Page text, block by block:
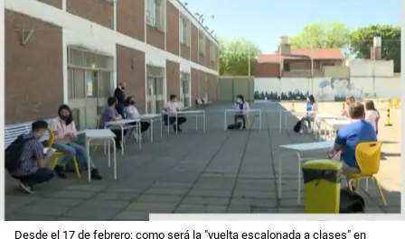
Desde el 17 de febrero: como será la "vuelta escalonada a clases" en